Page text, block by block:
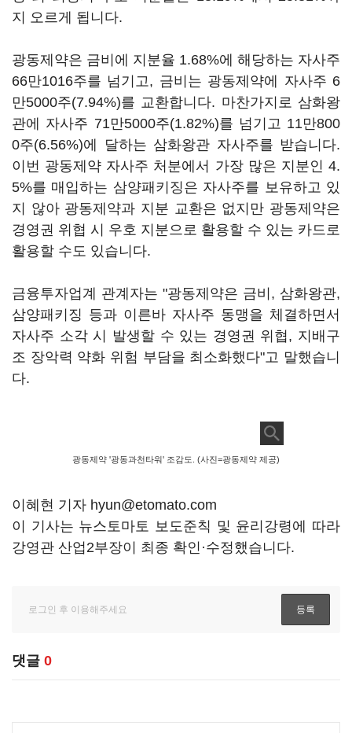
지 오르게 됩니다.
광동제약은 금비에 지분율 1.68%에 해당하는 자사주
66만1016주를 넘기고, 금비는 광동제약에 자사주 6
만5000주(7.94%)를 교환합니다. 마찬가지로 삼화왕
관에 자사주 71만5000주(1.82%)를 넘기고 11만800
0주(6.56%)에 달하는 삼화왕관 자사주를 받습니다.
이번 광동제약 자사주 처분에서 가장 많은 지분인 4.
5%를 매입하는 삼양패키징은 자사주를 보유하고 있
지 않아 광동제약과 지분 교환은 없지만 광동제약은
경영권 위협 시 우호 지분으로 활용할 수 있는 카드로
활용할 수도 있습니다.
금융투자업계 관계자는 "광동제약은 금비, 삼화왕관,
삼양패키징 등과 이른바 자사주 동맹을 체결하면서
자사주 소각 시 발생할 수 있는 경영권 위협, 지배구
조 장악력 약화 위험 부담을 최소화했다"고 말했습니
다.
광동제약 '광동과천타워' 조감도. (사진=광동제약 제공)
이혜현 기자 hyun@etomato.com
이 기사는 뉴스토마토 보도준칙 및 윤리강령에 따라
강영관 산업2부장이 최종 확인·수정했습니다.
댓글 0